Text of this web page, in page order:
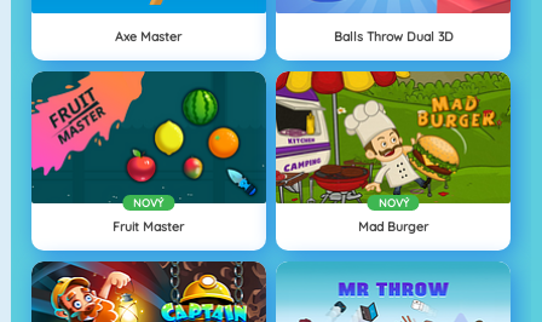
Axe Master Balls Throw Dual 3D
NOVÝ
Fruit Master
NOVÝ
Mad Burger